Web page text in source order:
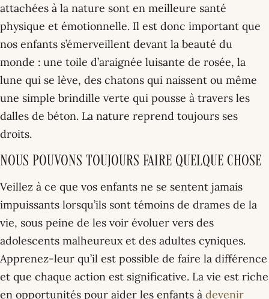
attachées à la nature sont en meilleure santé
physique et émotionnelle. Il est donc important que
nos enfants s’émerveillent devant la beauté du
monde : une toile d’araignée luisante de rosée, la
lune qui se lève, des chatons qui naissent ou même
une simple brindille verte qui pousse à travers les
dalles de béton. La nature reprend toujours ses
droits.
Nous pouvons toujours faire quelque chose
Veillez à ce que vos enfants ne se sentent jamais
impuissants lorsqu’ils sont témoins de drames de la
vie, sous peine de les voir évoluer vers des
adolescents malheureux et des adultes cyniques.
Apprenez-leur qu’il est possible de faire la différence
et que chaque action est significative. La vie est riche
en opportunités pour aider les enfants à devenir